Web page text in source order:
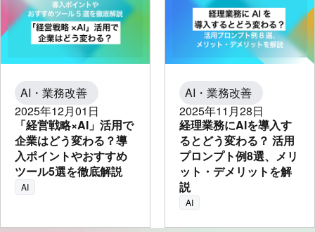
AI・業務改善
2025年12月01日
「経営戦略×AI」活用で
企業はどう変わる？導
入ポイントやおすすめ
ツール5選を徹底解説
AI
AI・業務改善
2025年11月28日
経理業務にAIを導入す
るとどう変わる？ 活用
プロンプト例8選、メリ
ット・デメリットを解
説
AI